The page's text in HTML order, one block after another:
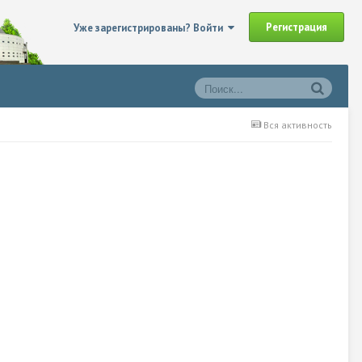
Уже зарегистрированы? Войти Регистрация
Вся активность